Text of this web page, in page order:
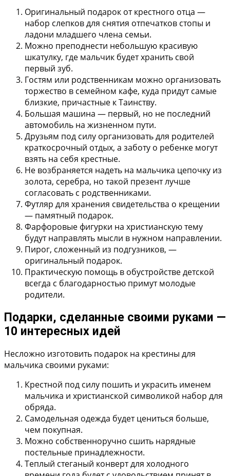
Оригинальный подарок от крестного отца —
набор слепковдля снятия отпечатков стопы и
ладони младшего члена семьи.
Можно преподнести небольшую красивую
шкатулку, где мальчик будет хранить свой
первый зуб.
Гостям или родственникам можно организовать
торжество в семейном кафе, куда придут самые
близкие, причастные к Таинству.
Большая машина — первый, но не последний
автомобиль на жизненном пути.
Друзьям под силу организовать для родителей
краткосрочный отдых, а заботу о ребенке могут
взять на себя крестные.
Не возбраняется надеть на мальчика цепочку из
золота, серебра, но такой презент лучше
согласовать с родственниками.
Футляр для хранения свидетельства о крещении
— памятный подарок.
Фарфоровые фигурки на христианскую тему
будут направлять мысли в нужном направлении.
Пирог, сложенный из подгузников, —
оригинальный подарок.
Практическую помощь в обустройстве детской
всегда с благодарностью примут молодые
родители.
Подарки, сделанные своими руками —
10 интересных идей
Несложно изготовить подарок на крестины для
мальчика своими руками:
Крестной под силу пошить и украсить именем
мальчика и христианской символикой набор для
обряда.
Самодельная одежда будет цениться больше,
чем покупная.
Можно собственноручно сшить нарядные
постельные принадлежности.
Теплый стеганый конвертдля холодного